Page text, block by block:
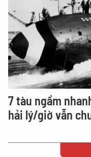
7 tàu ngầm
hải lý/giờ vẫn